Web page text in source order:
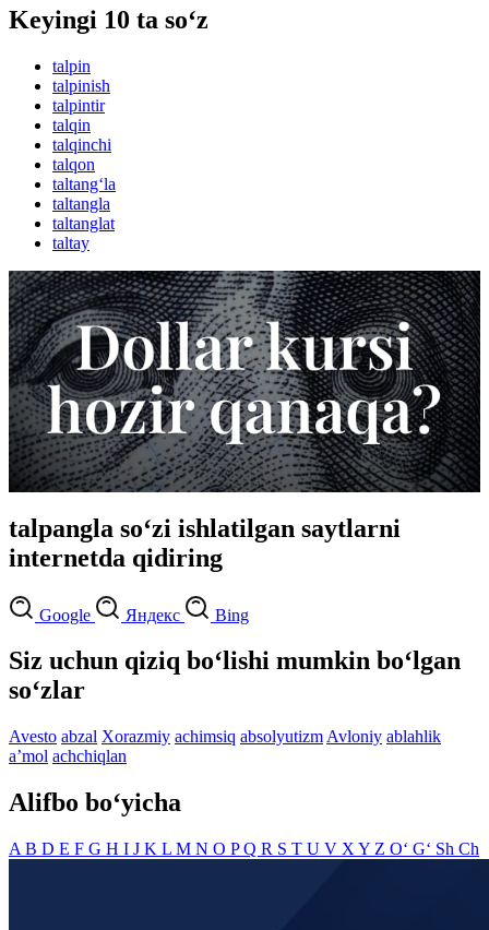
Keyingi 10 ta so‘z
talpin
talpinish
talpintir
talqin
talqinchi
talqon
taltang‘la
taltangla
taltanglat
taltay
talpangla so‘zi ishlatilgan saytlarni
internetda qidiring
Google Яндекс Bing
Siz uchun qiziq bo‘lishi mumkin bo‘lgan
so‘zlar
Avesto abzal Xorazmiy achimsiq absolyutizm Avloniy ablahlik
aʼmol achchiqlan
Alifbo bo‘yicha
A B D E F G H I J K L M N O PQ R S T U V X Y Z O‘ G‘ Sh Ch